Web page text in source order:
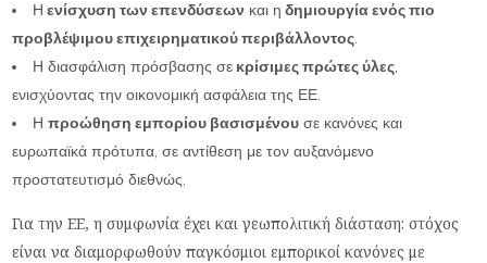
Η ενίσχυση των επενδύσεων και η δημιουργία ενός πιο
προβλέψιμου επιχειρηματικού περιβάλλοντος
Η διασφάλιση πρόσβασης σε κρίσιμες πρώτες ύλες
ενισχύοντας την οικονομική ασφάλεια της ΕΕ.
Ηπροώθηση εμπορίου βασισμένου σε κανόνες και
ευρωπαϊκά πρότυπα, σε αντίθεση με τον αυξανόμενο
προστατευτισμό διεθνώς.
Για την ΕΕ, η συμφωνία έχει και γεωπολιτική διάσταση: στόχος
είναι να διαμορφωθούν παγκόσμιοι εμπορικοί κανόνες με